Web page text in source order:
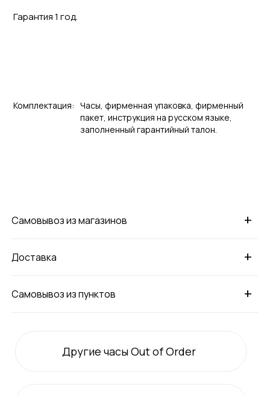
Гарантия 1 год.
Комплектация: Часы, фирменная упаковка, фирменный
пакет, инструкция на русском языке,
заполненный гарантийный талон.
+
Самовывоз из магазинов
+
Доставка
+
Самовывоз из пунктов
Другие часы Out of Order